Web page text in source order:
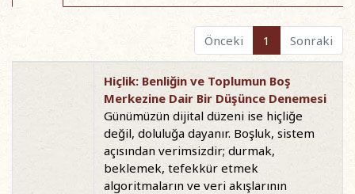
Önceki 1 Sonraki
Hiçlik: Benliğin ve Toplumun Boş
Merkezine Dair Bir Düşünce Denemesi
Günümüzün dijital düzeni ise hiçliğe
değil, doluluğa dayanır. Boşluk, sistem
açısından verimsizdir; durmak,
beklemek, tefekkür etmek
algoritmaların ve veri akışlarının